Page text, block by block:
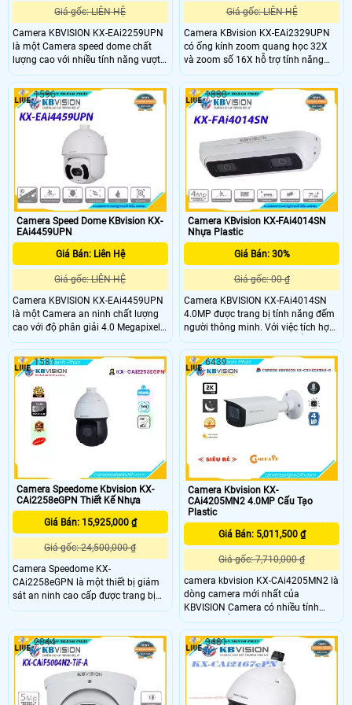
Giá gốc: LIÊN HỆ
Camera KBVISION KX-EAi2259UPN
là một Camera speed dome chất
lượng cao với nhiều tính năng vượt
trội với ống kính zoom quang học
25X (4. 8mm~120mm), zoom số
16x, Camera cho phép người dùng
thu phóng hình ảnh với độ chính
xác cao, tầm xa hồng ngoại lên đến
250m giúp Camera hoạt động hiệu
quả trong môi trường ánh sáng yếu
Giá gốc: LIÊN HỆ
Camera KBvision KX-EAi2329UPN
có ống kính zoom quang học 32X
và zoom số 16X hỗ trợ tính năng
quay quét ngang 360 độ và quay
dọc lên xuống 90 độ giúp người
dùng có thể quan sát toàn bộ khu
vực một cách rộng rãi tiện lợi.
Camera Speed Dome KBvision KX-
EAi4459UPN
Giá Bán: Liên Hệ
Giá gốc: LIÊN HỆ
Camera KBVISION KX-EAi4459UPN
là một Camera an ninh chất lượng
cao với độ phân giải 4.0 Megapixel
25/30fps cho hình ảnh sắc nét và
chi tiết. Camera KBVISION KX-
EAi4459UPN cũng được tích hợp
ban đêm đến 250m
1596
Camera KBvision KX-FAi4014SN
Nhựa Plastic
Giá Bán: 30%
Giá gốc: 00 ₫
Camera KBVISION KX-FAi4014SN
4.0MP được trang bị tính năng đếm
người thông minh. Với việc tích hợp
công nghệ tiên tiến, sản phẩm có
khả năng đếm người qua vạch, đếm
người trong khu vực, kiểm soát xếp
hàng, phát hiện đám đông, hỗ trợ
quỹ đạo thông minh. Camera IP
đếm người KX-FAi4014SN 4
1838
Camera Speedome Kbvision KX-
CAi2258eGPN Thiết Kế Nhựa
Giá Bán: 15,925,000 ₫
Giá gốc: 24,500,000 ₫
Camera Speedome KX-
CAi2258eGPN là một thiết bị giám
sát an ninh cao cấp được trang bị
ống kính zoom quang học với khả
phạm vi tiêu cự từ 4. 8mm đến
120mm camera này cung cấp khả
năng điều chỉnh góc nhìn linh hoạt
và chi tiết cho phép người dùng
quan sát từ xa một cách hiệu quả
1581
Camera Kbvision KX-
CAi4205MN2 4.0MP Cấu Tạo
Plastic
Giá Bán: 5,011,500 ₫
Giá gốc: 7,710,000 ₫
camera kbvision KX-CAi4205MN2 là
dòng camera mới nhất của
KBVISION Camera có nhiều tính
năng AI nổi bật như nhận diện
khuôn mặt, hàng rào ảo, ngoài ra
camera còn hỗ trợ ống kính đa tiêu
cự giúp người dùng có thể phóng to
thu nhỏ hình ảnh với camera có độ
phân giải 4.0MP mang đến hình
ảnh chất lượng nhất mang đến trải
6439
2044 3481